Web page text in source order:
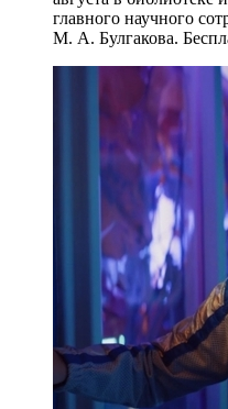
главного научного
М. А. Булгакова.